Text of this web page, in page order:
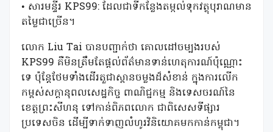
• សារមន្ទីរ KPS99: ដែលជាទីកន្លែងតម្កល់ទុកវត្ថុបុរាណមាន
តម្លៃជាច្រើន។
លោក Liu Tai បានបញ្ជាក់ថា គោលដៅចម្បងរបស់
KPS99 គឺមិនត្រឹមតែផ្តល់ព័ត៌មានទាន់ហេតុការណ៍ប៉ុណ្ណោះ
ទេ ប៉ុន្តែថែមទាំងដើរតួជាស្ពានចម្លងដ៏សំខាន់ ក្នុងការលើក
កម្ពស់សក្តានុពលសេដ្ឋកិច្ច ពាណិជ្ជកម្ម និងទេសចរណ៍នៃ
ខេត្តព្រះសីហនុ ទៅកាន់ពិភពលោក ជាពិសេសទីផ្សារ
ប្រទេសចិន ដើម្បីទាក់ទាញលំហូរវិនិយោគមកកាន់កម្ពុជា។